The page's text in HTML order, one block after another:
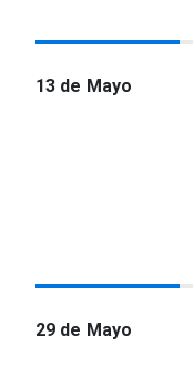
13 de Mayo
29 de Mayo